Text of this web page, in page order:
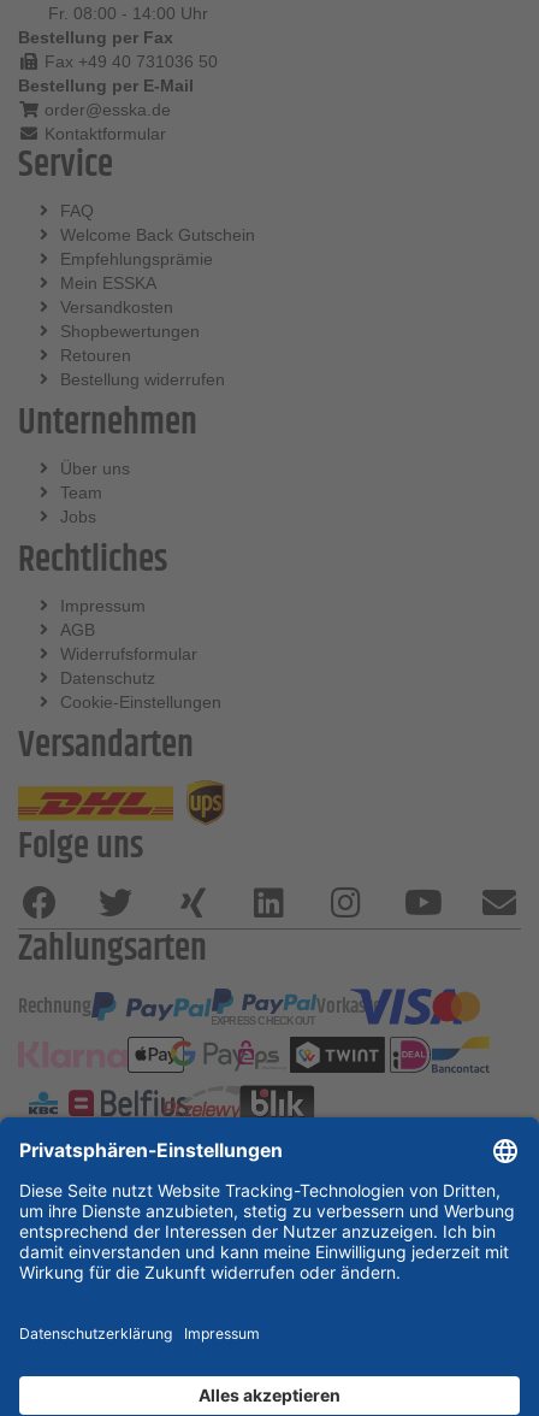
Fr. 08:00 - 14:00 Uhr
Bestellung per Fax
Fax +49 40 731036 50
Bestellung per E-Mail
order@esska.de
Kontaktformular
Service
FAQ
Welcome Back Gutschein
Empfehlungsprämie
Mein ESSKA
Versandkosten
Shopbewertungen
Retouren
Bestellung widerrufen
Unternehmen
Über uns
Team
Jobs
Rechtliches
Impressum
AGB
Widerrufsformular
Datenschutz
Cookie-Einstellungen
Versandarten
Folge uns
Zahlungsarten
Rechnung Vorkasse
ESSKA International
new
new new